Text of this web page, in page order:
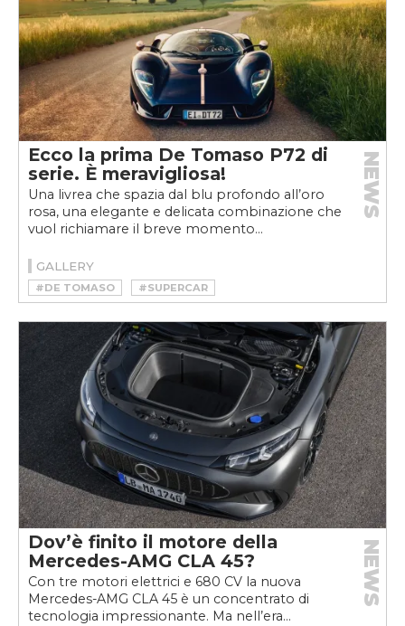
Ecco la prima De Tomaso P72 di
serie. È meravigliosa!
Una livrea che spazia dal blu profondo all’oro
rosa, una elegante e delicata combinazione che
vuol richiamare il breve momento...
NEWS
GALLERY
#DE TOMASO #SUPERCAR
Dov’è finito il motore della
Mercedes-AMG CLA 45?
Con tre motori elettrici e 680 CV la nuova
Mercedes-AMG CLA 45 è un concentrato di
tecnologia impressionante. Ma nell’era...
NEWS